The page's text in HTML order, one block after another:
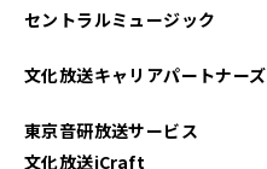
セントラルミュージック
文化放送キャリアパートナーズ
東京音研放送サービス
文化放送iCraft